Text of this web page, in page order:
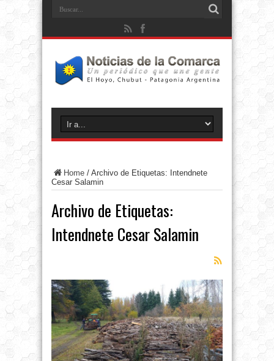
Home / Archivo de Etiquetas: Intendnete
Cesar Salamin
Archivo de Etiquetas:
Intendnete Cesar Salamin